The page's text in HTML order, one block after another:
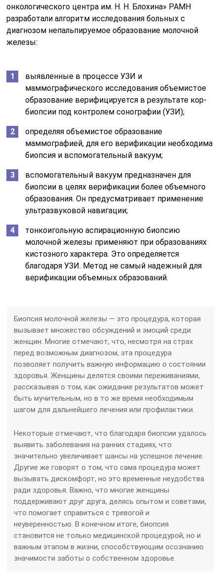
онкологического центра им. Н. Н. Блохина» РАМН
разработали алгоритм исследования больных с
диагнозом непальпируемое образование молочной
железы:
выявленные в процессе УЗИ и
маммографического исследования объемистое
образование верифицируется в результате кор-
биопсии под контролем сонографии (УЗИ);
определяя объемистое образование
маммографией, для его верификации необходима
биопсия и вспомогательный вакуум;
вспомогательный вакуум предназначен для
биопсии в целях верификации более объемного
образования. Он предусматривает применение
ультразвуковой навигации;
тонкоигольную аспирационную биопсию
молочной железы применяют при образованиях
кистозного характера. Это определяется
благодаря УЗИ. Метод не самый надежный для
верификации объемных образований.
Биопсия молочной железы — это процедура, которая
вызывает множество обсуждений и эмоций среди
женщин. Многие отмечают, что, несмотря на страх
перед возможным диагнозом, эта процедура
позволяет получить важную информацию о состоянии
здоровья. Женщины делятся своими переживаниями,
рассказывая о том, как ожидание результатов может
быть мучительным, но в то же время необходимым
шагом для дальнейшего лечения или профилактики.
Некоторые отмечают, что благодаря биопсии удалось
выявить заболевания на ранних стадиях, что
значительно увеличивает шансы на успешное лечение.
Другие же говорят о том, что сама процедура может
вызывать дискомфорт, но это временные неудобства
ради здоровья. Важно, что многие женщины
поддерживают друг друга, делясь опытом и советами,
что помогает справиться с тревогой и
неуверенностью. В конечном итоге, биопсия
становится не только медицинской процедурой, но и
важным этапом в жизни, способствующим осознанию
значимости заботы о собственном здоровье.